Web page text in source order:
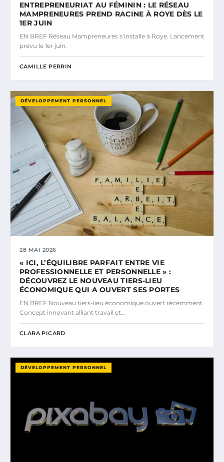
ENTREPRENEURIAT AU FÉMININ : LE RÉSEAU
MAMPRENEURES PREND RACINE À ROYE DÈS LE
1ER JUIN
EN BREF Réseau Mampreneures s’installe à Roye. Lancement
prévu le 1er juin.
CAMILLE PERRIN
DÉVELOPPEMENT PERSONNEL
28 MAI 2026
« ICI, L’ÉQUILIBRE PARFAIT ENTRE VIE
PROFESSIONNELLE ET PERSONNELLE » :
DÉCOUVREZ LE NOUVEAU TIERS-LIEU
ÉCONOMIQUE QUI A OUVERT SES PORTES
EN BREF Nouveau tiers-lieu économique ouvert récemment.
Concept innovant alliant travail et…
CLARA PICARD
DÉVELOPPEMENT PERSONNEL